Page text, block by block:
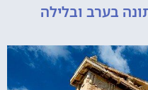
ובלילה